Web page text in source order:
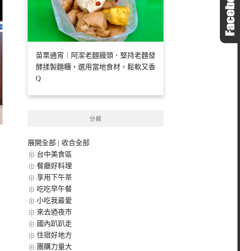
苗栗通宵︱阿潔老麵饅頭．堅持老麵發
酵揉製麵糰，選用當地食材，鬆軟又香
Q
分類
展開全部
收合全部
台中美食區
餐廳好料理
享用下午茶
吃吃早午餐
小吃我最愛
來去迺夜市
國內趴趴走
住宿好地方
團購力量大